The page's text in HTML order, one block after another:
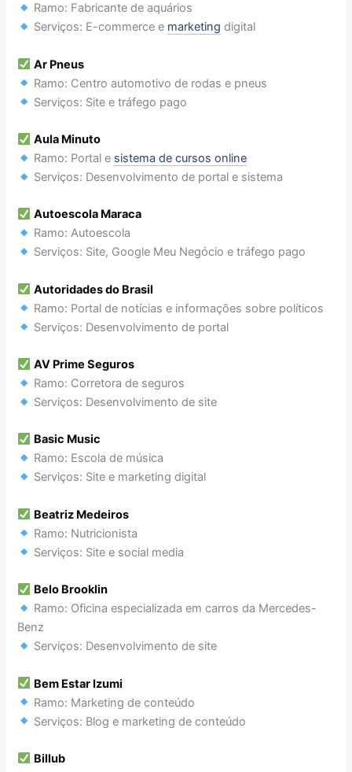
Ramo: Fabricante de aquários
Serviços: E-commerce e marketing digital
Ar Pneus
Ramo: Centro automotivo de rodas e pneus
Serviços: Site e tráfego pago
Aula Minuto
Ramo: Portal e sistema de cursos online
Serviços: Desenvolvimento de portal e sistema
Autoescola Maraca
Ramo: Autoescola
Serviços: Site, Google Meu Negócio e tráfego pago
Autoridades do Brasil
Ramo: Portal de notícias e informações sobre políticos
Serviços: Desenvolvimento de portal
AV Prime Seguros
Ramo: Corretora de seguros
Serviços: Desenvolvimento de site
Basic Music
Ramo: Escola de música
Serviços: Site e marketing digital
Beatriz Medeiros
Ramo: Nutricionista
Serviços: Site e social media
Belo Brooklin
Ramo: Oficina especializada em carros da Mercedes-
Benz
Serviços: Desenvolvimento de site
Bem Estar Izumi
Ramo: Marketing de conteúdo
Serviços: Blog e marketing de conteúdo
Billub